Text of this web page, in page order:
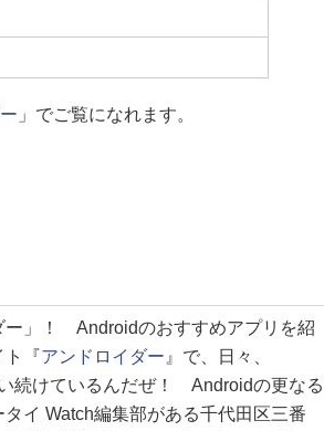
」でご覧になれます。
ー」！ Androidのおすすめアプリを紹
ト『アンドロイダー 』で、日々、
続けているんだぜ！ Androidの更なる
イ Watch編集部がある千代田区三番